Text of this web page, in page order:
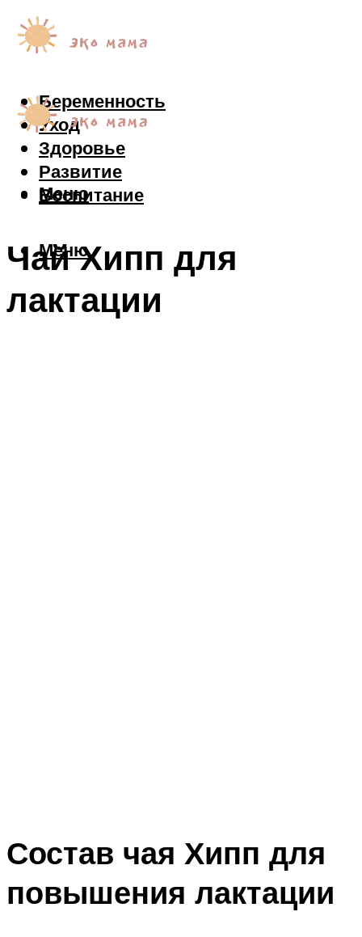
Беременность
Уход
Здоровье
Развитие
Воспитание
Меню
Меню
Чай Хипп для
лактации
Состав чая Хипп для
повышения лактации